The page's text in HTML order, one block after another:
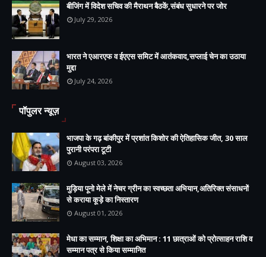
बीजिंग में विदेश सचिव की मैराथन बैठकें,संबंध सुधारने पर जोर
July 29, 2026
भारत ने एआरएफ व ईएएस समिट में आतंकवाद,सप्लाई चेन का उठाया
मुद्दा
July 24, 2026
पॉपुलर न्यूज़
भाजपा के गढ़ बांकीपुर में प्रशांत किशोर की ऐतिहासिक जीत, 30 साल
पुरानी परंपरा टूटी
August 03, 2026
मुड़िया पूनो मेले में नेचर ग्रीन का स्वच्छता अभियान,अतिरिक्त संसाधनों
से कराया कूड़े का निस्तारण
August 01, 2026
मेधा का सम्मान, शिक्षा का अभिमान : 11 छात्राओं को प्रोत्साहन राशि व
सम्मान पत्र से किया सम्मानित